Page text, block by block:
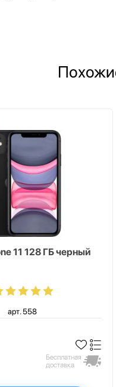
11 128 ГБ черный
арт. 558
Бесплатная
доставка